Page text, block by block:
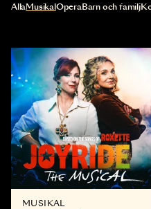
Val av kategori uppdaterar
AllaMusikal OperaBarn och familj
MUSIKAL